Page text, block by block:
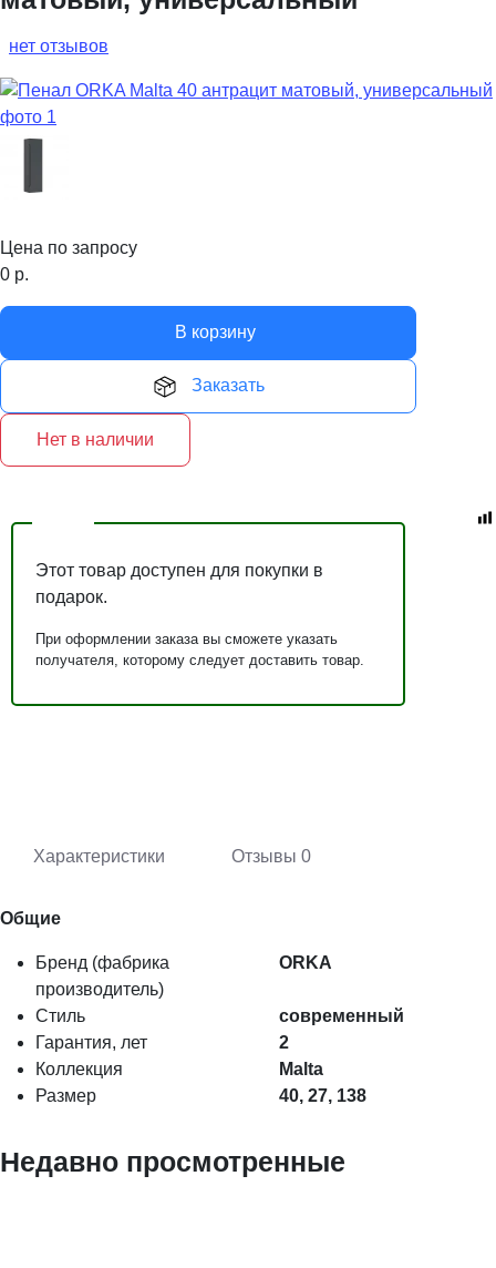
нет отзывов
Цена по запросу
0 р.
В корзину
Заказать
Нет в наличии
Этот товар доступен для покупки в
подарок.
При оформлении заказа вы сможете указать
получателя, которому следует доставить товар.
Характеристики Отзывы 0
Общие
Бренд (фабрика
производитель)
ORKA
Стиль
современный
Гарантия, лет
2
Коллекция
Malta
Размер
40, 27, 138
Недавно просмотренные